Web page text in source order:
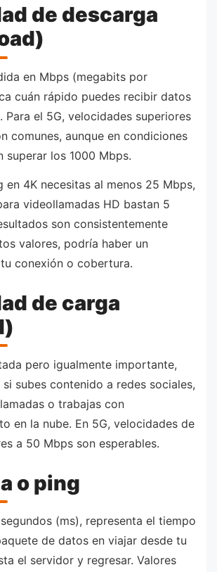
de descarga
en Mbps (megabits por
cuán rápido puedes recibir datos
Para el 5G, velocidades superiores
comunes, aunque en condiciones
superar los 1000 Mbps.
en 4K necesitas al menos 25 Mbps,
videollamadas HD bastan 5
son consistentemente
valores, podría haber un
conexión o cobertura.
de carga
pero igualmente importante,
subes contenido a redes sociales,
o trabajas con
en la nube. En 5G, velocidades de
a 50 Mbps son esperables.
o ping
(ms), representa el tiempo
de datos en viajar desde tu
el servidor y regresar. Valores